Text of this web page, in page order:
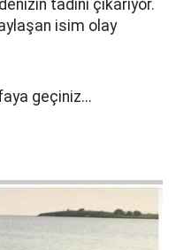
tadını çıkarıyor.
isim olay
geçiniz...